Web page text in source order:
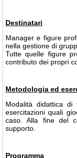
Destinatari
Manager e figure
nella gestione di
Tutte quelle figure
contributo dei propri
Metodologia ed
Modalità didattica di
esercitazioni quali
caso. Alla fine del
supporto.
Programma